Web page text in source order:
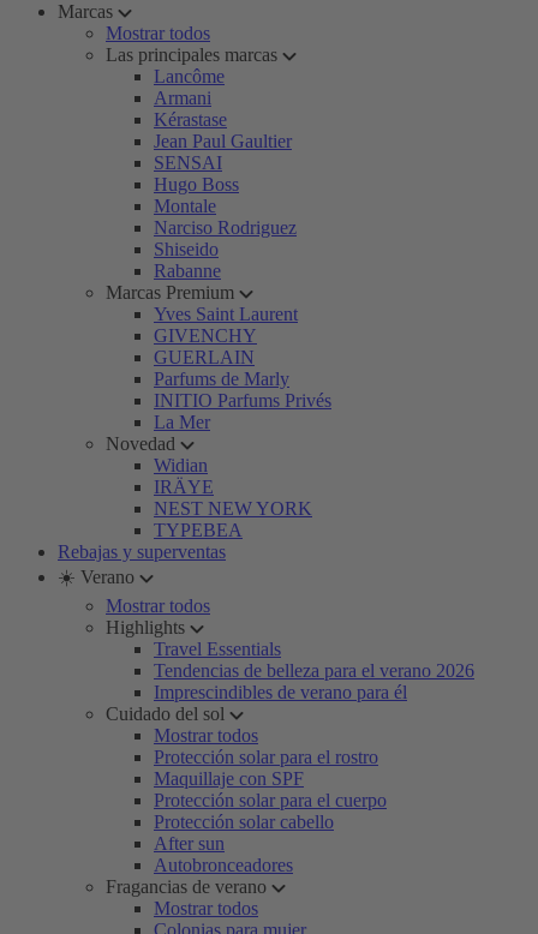
Marcas
Mostrar todos
Las principales marcas
Lancôme
Armani
Kérastase
Jean Paul Gaultier
SENSAI
Hugo Boss
Montale
Narciso Rodriguez
Shiseido
Rabanne
Marcas Premium
Yves Saint Laurent
GIVENCHY
GUERLAIN
Parfums de Marly
INITIO Parfums Privés
La Mer
Novedad
Widian
IRÄYE
NEST NEW YORK
TYPEBEA
Rebajas y superventas
☀️ Verano
Mostrar todos
Highlights
Travel Essentials
Tendencias de belleza para el verano 2026
Imprescindibles de verano para él
Cuidado del sol
Mostrar todos
Protección solar para el rostro
Maquillaje con SPF
Protección solar para el cuerpo
Protección solar cabello
After sun
Autobronceadores
Fragancias de verano
Mostrar todos
Colonias para mujer